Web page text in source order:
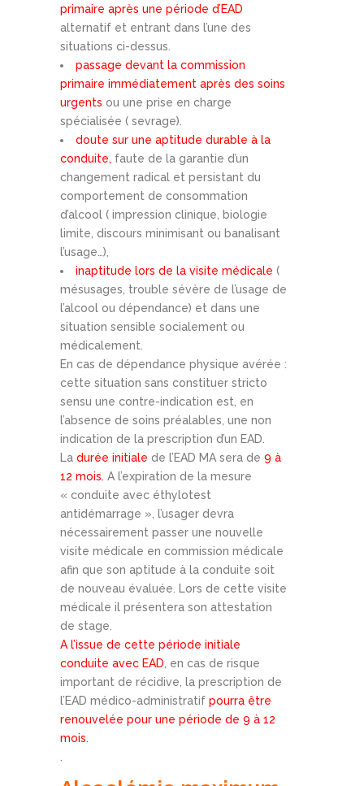
primaire après une période d’EAD
alternatif et entrant dans l’une des
situations ci-dessus.
passage devant la commission
primaire immédiatement après des soins
urgents ou une prise en charge
spécialisée ( sevrage).
doute sur une aptitude durable à la
conduite, faute de la garantie d’un
changement radical et persistant du
comportement de consommation
d’alcool ( impression clinique, biologie
limite, discours minimisant ou banalisant
l’usage…),
inaptitude lors de la visite médicale (
mésusages, trouble sévère de l’usage de
l’alcool ou dépendance) et dans une
situation sensible socialement ou
médicalement.
En cas de dépendance physique avérée :
cette situation sans constituer stricto
sensu une contre-indication est, en
l’absence de soins préalables, une non
indication de la prescription d’un EAD.
La durée initiale de l’EAD MA sera de 9 à
12 mois. A l’expiration de la mesure
« conduite avec éthylotest
antidémarrage », l’usager devra
nécessairement passer une nouvelle
visite médicale en commission médicale
afin que son aptitude à la conduite soit
de nouveau évaluée. Lors de cette visite
médicale il présentera son attestation
de stage.
A l’issue de cette période initiale
conduite avec EAD, en cas de risque
important de récidive, la prescription de
l’EAD médico-administratif pourra être
renouvelée pour une période de 9 à 12
mois.
.